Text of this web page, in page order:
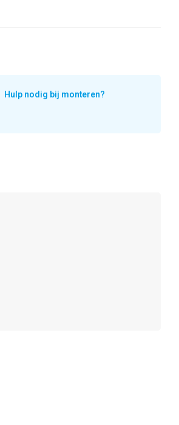
Hulp nodig bij monteren?